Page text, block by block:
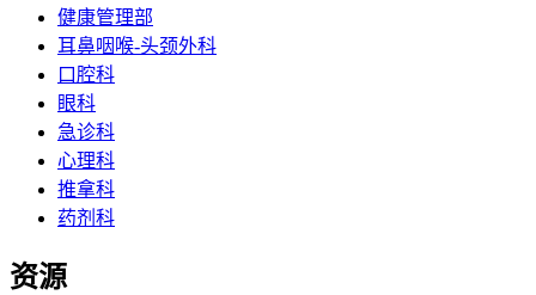
健康管理部
耳鼻咽喉-头颈外科
口腔科
眼科
急诊科
心理科
推拿科
药剂科
资源